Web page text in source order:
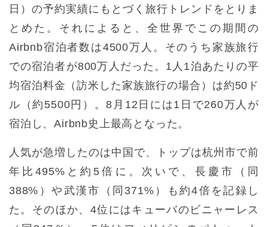
日）の予約実績にもとづく旅行トレンドをとりま
とめた。それによると、全世界でこの期間の
Airbnb宿泊者数は4500万人。そのうち家族旅行
での宿泊者が800万人だった。1人1泊あたりの平
均宿泊料金（訪米した家族旅行の場合）は約50ド
ル（約5500円）。8月12日には1日で260万人が
宿泊し、Airbnb史上最高となった。
人気が急増したのは中国で、トップは杭州市で前
年比495%と約5倍に。次いで、長慶市（同
388%）や武漢市（同371%）も約4倍を記録し
た。そのほか、4位にはキューバのビニャーレス